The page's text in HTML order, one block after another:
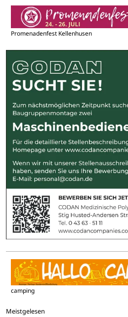
Promenadenfest Kellenhusen
camping
Meistgelesen